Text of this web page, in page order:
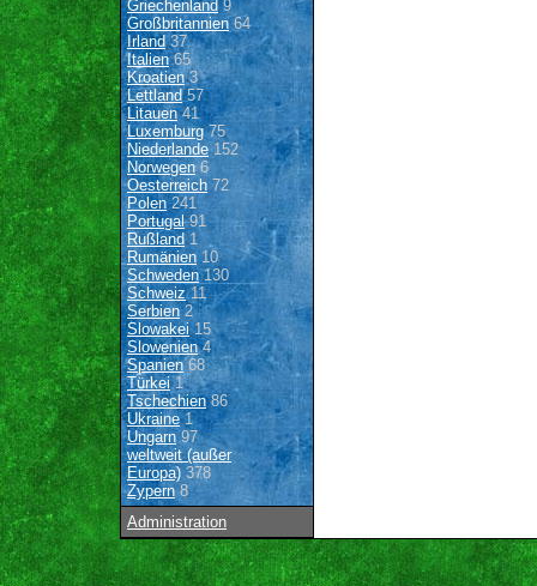
Griechenland 9
Großbritannien64
Irland37
Italien65
Kroatien3
Lettland57
Litauen41
Luxemburg75
Niederlande 152
Norwegen6
Oesterreich 72
Polen241
Portugal91
Rußland1
Rumänien 10
Schweden130
Schweiz11
Serbien2
Slowakei15
Slowenien4
Spanien68
Türkei1
Tschechien86
Ukraine1
Ungarn 97
weltweit (außer
Europa) 378
Zypern 8
Administration